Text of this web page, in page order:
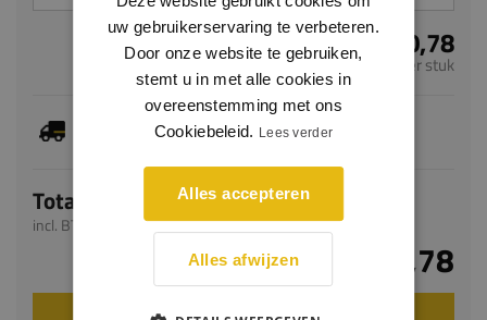
€ 310,78
per stuk
Je hebt gekozen voor maatwerk, de verwachte
levertijd bedraagt 8-10 werkdagen
Totaal
incl. BTW
€ 310,78
uw gebruikerservaring te verbeteren.
Door onze website te gebruiken,
stemt u in met alle cookies in
overeenstemming met ons
Cookiebeleid. Lees verder
Alles accepteren
Alles afwijzen